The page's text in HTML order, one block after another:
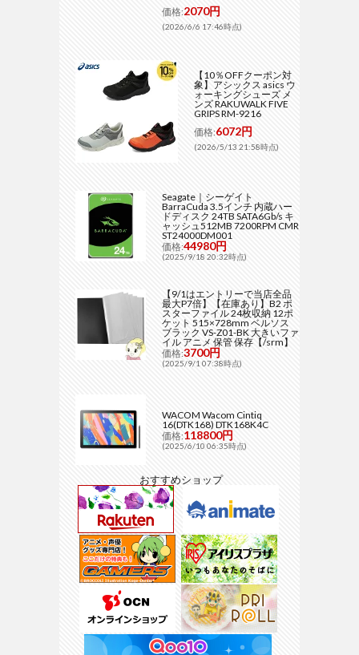
価格:2070円
(2026/6/6 17:46時点)
【10％OFFクーポン対
象】アシックス asics ウ
ォーキングシューズ メ
ンズ RAKUWALK FIVE
GRIPS RM-9216
価格:6072円
(2026/5/13 21:58時点)
Seagate｜シーゲイト
BarraCuda 3.5インチ 内蔵ハー
ドディスク 24TB SATA6Gb/s キ
ャッシュ512MB 7200RPM CMR
ST24000DM001
価格:44980円
(2025/9/18 20:32時点)
【9/1はエントリーで当店全品
最大P7倍】【在庫あり】B2 ポ
スターファイル 24枚収納 12ポ
ケット 515×728mm ベルソス
ブラック VS-Z01-BK 大きいファ
イル アニメ 保管 保存【/srm】
価格:3700円
(2025/9/1 07:38時点)
WACOM Wacom Cintiq
16(DTK168) DTK168K4C
価格:118800円
(2025/6/10 06:35時点)
おすすめショップ